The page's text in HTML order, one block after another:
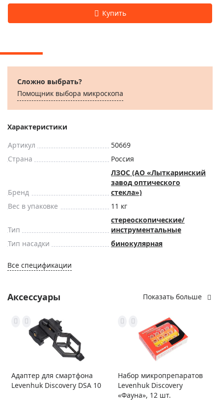
Сложно выбрать?
Помощник выбора микроскoпа
Характеристики
Артикул
50669
Страна
Россия
Бренд
ЛЗОС (АО «Лыткаринский
завод оптического
стекла»)
Вес в упаковке
11 кг
Тип
стереоскопические/
инструментальные
Тип насадки
бинокулярная
Все спецификации
Аксессуары Показать больше
Адаптер для смартфона
Levenhuk Discovery DSA 10
Набор микропрепаратов
Levenhuk Discovery
«Фауна», 12 шт.